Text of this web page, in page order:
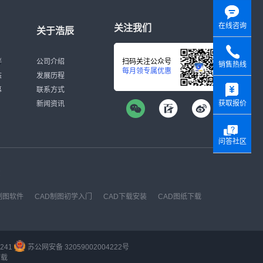
关于浩辰
公司介绍
发展历程
联系方式
新闻资讯
关注我们
扫码关注公众号
每月领专属优惠
图软件 CAD制图初学入门 CAD下载安装
CAD图纸下载
苏公网安备 32059002004222号
在线咨询
销售热线
获取报价
问答社区